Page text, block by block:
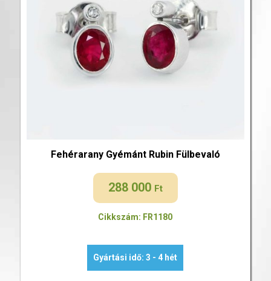
Fehérarany Gyémánt Rubin Fülbevaló
288 000 Ft
Cikkszám: FR1180
Gyártási idő: 3 - 4 hét